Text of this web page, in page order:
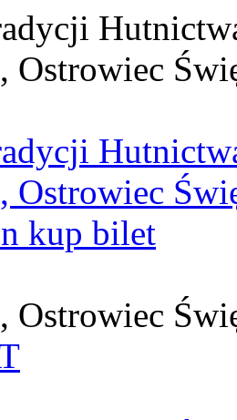
Ostrowiec
Ostrowiec
kup bilet
Ostrowiec